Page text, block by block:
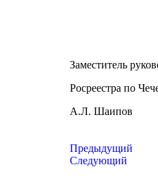
Заместитель
Росреестра по
А.Л. Шаипов
Предыдущий
Следующий